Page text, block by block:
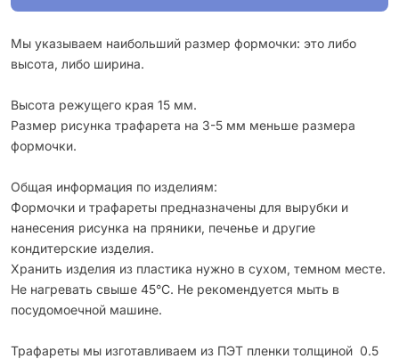
Мы указываем наибольший размер формочки: это либо
высота, либо ширина.
Высота режущего края 15 мм.
Размер рисунка трафарета на 3-5 мм меньше размера
формочки.
Общая информация по изделиям:
Формочки и трафареты предназначены для вырубки и
нанесения рисунка на пряники, печенье и другие
кондитерские изделия.
Хранить изделия из пластика нужно в сухом, темном месте.
Не нагревать свыше 45°С. Не рекомендуется мыть в
посудомоечной машине.
Трафареты мы изготавливаем из ПЭТ пленки толщиной 0.5